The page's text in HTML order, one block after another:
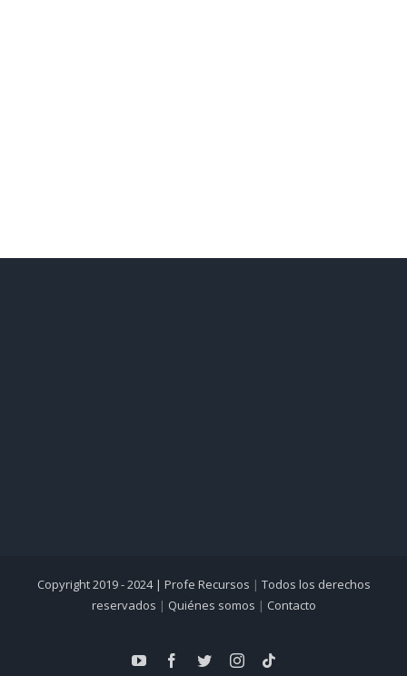
Copyright 2019 - 2024 | Profe Recursos | Todos los derechos
reservados | Quiénes somos | Contacto
YouTubeFacebook
TwitterInstagram
Tiktok